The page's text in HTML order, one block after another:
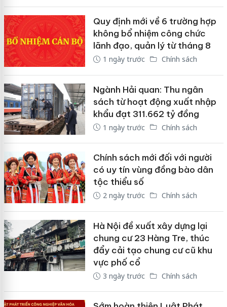
Quy định mới về 6 trường hợp
không bổ nhiệm công chức
lãnh đạo, quản lý từ tháng 8
1 ngày trước Chính sách
Ngành Hải quan: Thu ngân
sách từ hoạt động xuất nhập
khẩu đạt 311.662 tỷ đồng
1 ngày trước Chính sách
Chính sách mới đối với người
có uy tín vùng đồng bào dân
tộc thiểu số
2 ngày trước Chính sách
Hà Nội đề xuất xây dựng lại
chung cư 23 Hàng Tre, thúc
đẩy cải tạo chung cư cũ khu
vực phố cổ
3 ngày trước Chính sách